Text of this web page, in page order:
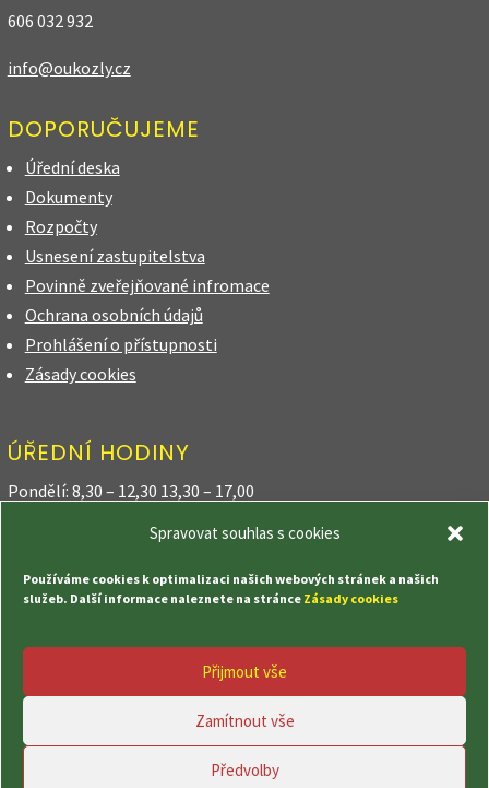
Spravovat souhlas s cookies
Používáme cookies k optimalizaci našich webových stránek a našich
služeb. Další informace naleznete na stránce Zásady cookies
Přijmout vše
Zamítnout vše
Předvolby
606 032 932
info@oukozly.cz
DOPORUČUJEME
Úřední deska
Dokumenty
Rozpočty
Usnesení zastupitelstva
Povinně zveřejňované infromace
Ochrana osobních údajů
Prohlášení o přístupnosti
Zásady cookies
ÚŘEDNÍ HODINY
Pondělí: 8,30 – 12,30 13,30 – 17,00
Středa: 8,30 – 12,30 13,30 – 17,00
© Obec Kozly, vytvořila společnostTrollComputer s.r.o.